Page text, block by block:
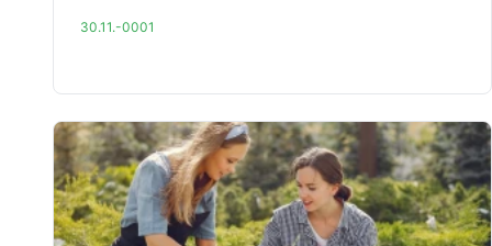
30.11.-0001